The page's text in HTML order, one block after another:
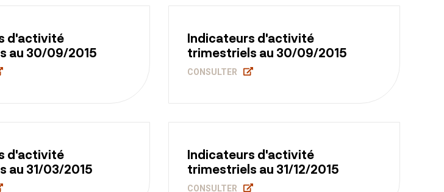
d'activité
au 30/09/2015
Indicateurs d'activité
trimestriels au 30/09/2015
CONSULTER
d'activité
au 31/03/2015
Indicateurs d'activité
trimestriels au 31/12/2015
CONSULTER